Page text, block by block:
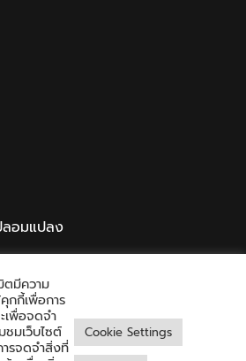
อมแปลง
ตมีความ
กกี้เพื่อการ
เพื่อจดจำ
มเว็บไซต์
ารจดจำสิ่งที่
Cookie Settings